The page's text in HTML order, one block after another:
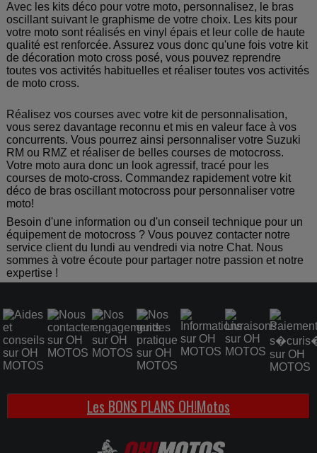
Avec les kits déco pour votre moto, personnalisez, le bras
oscillant suivant le graphisme de votre choix. Les kits pour
votre moto sont réalisés en vinyl épais et leur colle de haute
qualité est renforcée. Assurez vous donc qu'une fois votre kit
de décoration moto cross posé, vous pouvez reprendre
toutes vos activités habituelles et réaliser toutes vos activités
de moto cross.
Réalisez vos courses avec votre kit de personnalisation,
vous serez davantage reconnu et mis en valeur face à vos
concurrents. Vous pourrez ainsi personnaliser votre Suzuki
RM ou RMZ et réaliser de belles courses de motocross.
Votre moto aura donc un look agressif, tracé pour les
courses de moto-cross. Commandez rapidement votre kit
déco de bras oscillant motocross pour personnaliser votre
moto!
Besoin d'une information ou d'un conseil technique pour un
équipement de motocross ? Vous pouvez contacter notre
service client du lundi au vendredi via notre Chat. Nous
sommes à votre écoute pour partager notre passion et notre
expertise !
Les BONS PLANS OH!Motos